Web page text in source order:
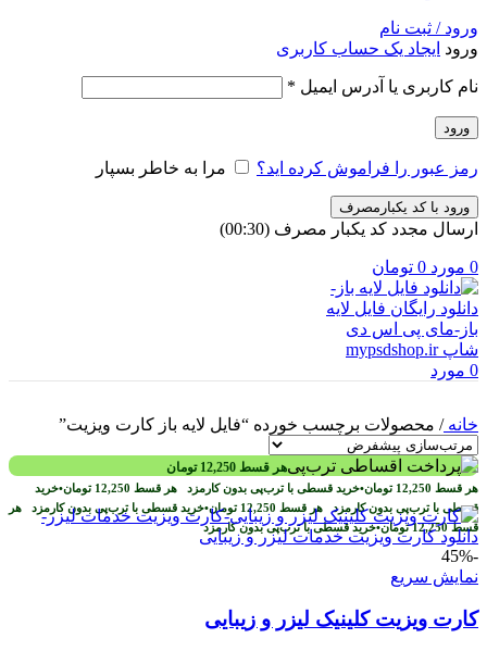
ورود / ثبت نام
ورود ایجاد یک حساب کاربری
نام کاربری یا آدرس ایمیل *
ورود
رمز عبور را فراموش کرده اید؟ مرا به خاطر بسپار
ورود با کد یکبارمصرف
ارسال مجدد کد یکبار مصرف (00:
30
)
0 مورد 0 تومان
0 مورد
خانه/ محصولات برچسب خورده “فایل لایه باز کارت ویزیت”
هر قسط 12,250 تومان
هر قسط 12,250 تومان•خرید قسطی با ترب‌پی بدون کارمزد هر قسط 12,250 تومان•خرید
قسطی با ترب‌پی بدون کارمزد هر قسط 12,250 تومان•خرید قسطی با ترب‌پی بدون کارمزد هر
قسط12,250 تومان•خرید قسطی با ترب‌پی بدون کارمزد
-45%
نمایش سریع
کارت ویزیت کلینیک لیزر و زیبایی